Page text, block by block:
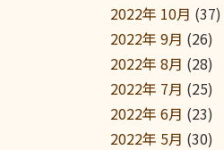
2022年 10月 (37)
2022年 9月 (26)
2022年 8月 (28)
2022年 7月 (25)
2022年 6月 (23)
2022年 5月 (30)